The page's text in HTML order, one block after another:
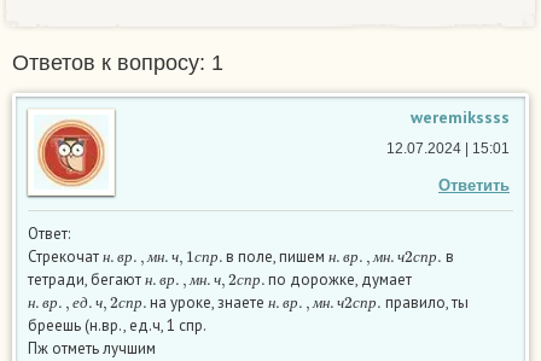
Ответов к вопросу: 1
weremikssss
Ответить
12.07.2024 | 15:01
Ответ:
Стрекочат
с в поле, пишем 2с
в
тетради, бегают
, ч сп по дорожке, думает
р е д. с на уроке, знаете р . м 2с п р. правило, ты
бреешь (н.вр., ед.ч, 1 спр.
Пж отметь лучшим